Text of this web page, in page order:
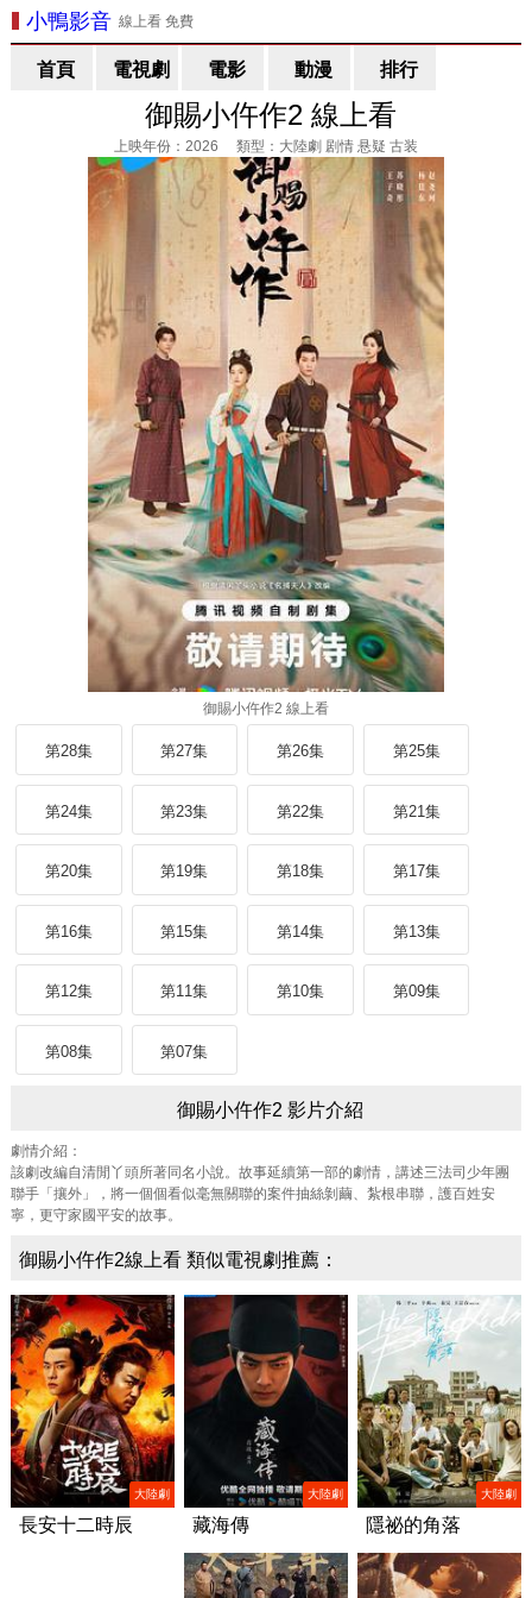
小鴨影音線上看 免費
首頁 電視劇 電影 動漫 排行
御賜小仵作2 線上看
上映年份：2026 類型：大陸劇 剧情 悬疑 古装
御賜小仵作2 線上看
第28集 第27集 第26集 第25集
第24集 第23集 第22集 第21集
第20集 第19集 第18集 第17集
第16集 第15集 第14集 第13集
第12集 第11集 第10集 第09集
第08集 第07集
御賜小仵作2 影片介紹
劇情介紹：
該劇改編自清閒丫頭所著同名小說。故事延續第一部的劇情，講述三法司少年團
聯手「攘外」，將一個個看似毫無關聯的案件抽絲剝繭、紮根串聯，護百姓安
寧，更守家國平安的故事。
御賜小仵作2線上看 類似電視劇推薦：
大陸劇
長安十二時辰
大陸劇
藏海傳
大陸劇
隱祕的角落